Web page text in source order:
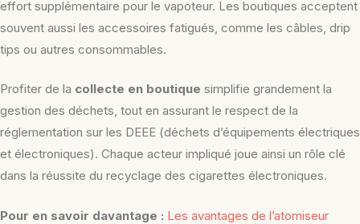
effort supplémentaire pour le vapoteur. Les boutiques acceptent
souvent aussi les accessoires fatigués, comme les câbles, drip
tips ou autres consommables.
Profiter de la collecte en boutique simplifie grandement la
gestion des déchets, tout en assurant le respect de la
réglementation sur les DEEE (déchets d’équipements électriques
et électroniques). Chaque acteur impliqué joue ainsi un rôle clé
dans la réussite du recyclage des cigarettes électroniques.
Pour en savoir davantage : Les avantages de l’atomiseur